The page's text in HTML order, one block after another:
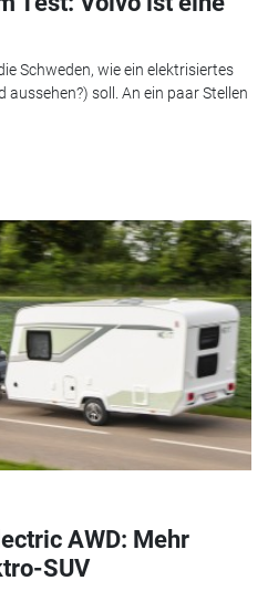
Schweden, wie ein elektrisiertes
aussehen?) soll. An ein paar Stellen
AWD: Mehr
SUV